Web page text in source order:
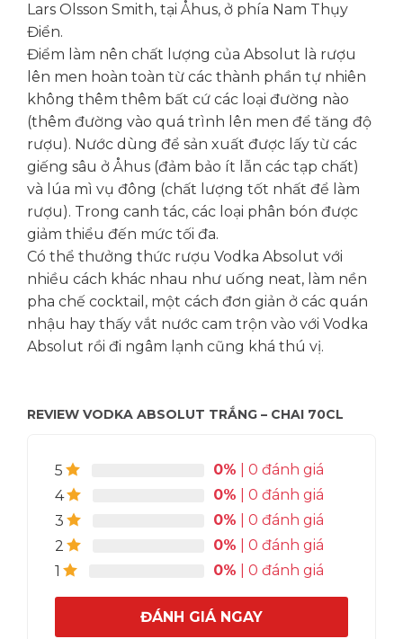
Lars Olsson Smith, tại Åhus, ở phía Nam Thụy
Điển.
Điểm làm nên chất lượng của Absolut là rượu
lên men hoàn toàn từ các thành phần tự nhiên
không thêm thêm bất cứ các loại đường nào
(thêm đường vào quá trình lên men để tăng độ
rượu). Nước dùng để sản xuất được lấy từ các
giếng sâu ở Åhus (đảm bảo ít lẫn các tạp chất)
và lúa mì vụ đông (chất lượng tốt nhất để làm
rượu). Trong canh tác, các loại phân bón được
giảm thiểu đến mức tối đa.
Có thể thưởng thức rượu Vodka Absolut với
nhiều cách khác nhau như uống neat, làm nền
pha chế cocktail, một cách đơn giản ở các quán
nhậu hay thấy vắt nước cam trộn vào với Vodka
Absolut rồi đi ngâm lạnh cũng khá thú vị.
REVIEW VODKA ABSOLUT TRẮNG – CHAI 70CL
5 0% | 0 đánh giá
4
0% | 0 đánh giá
3
0% | 0 đánh giá
2
0% | 0 đánh giá
1
0% | 0 đánh giá
ĐÁNH GIÁ NGAY